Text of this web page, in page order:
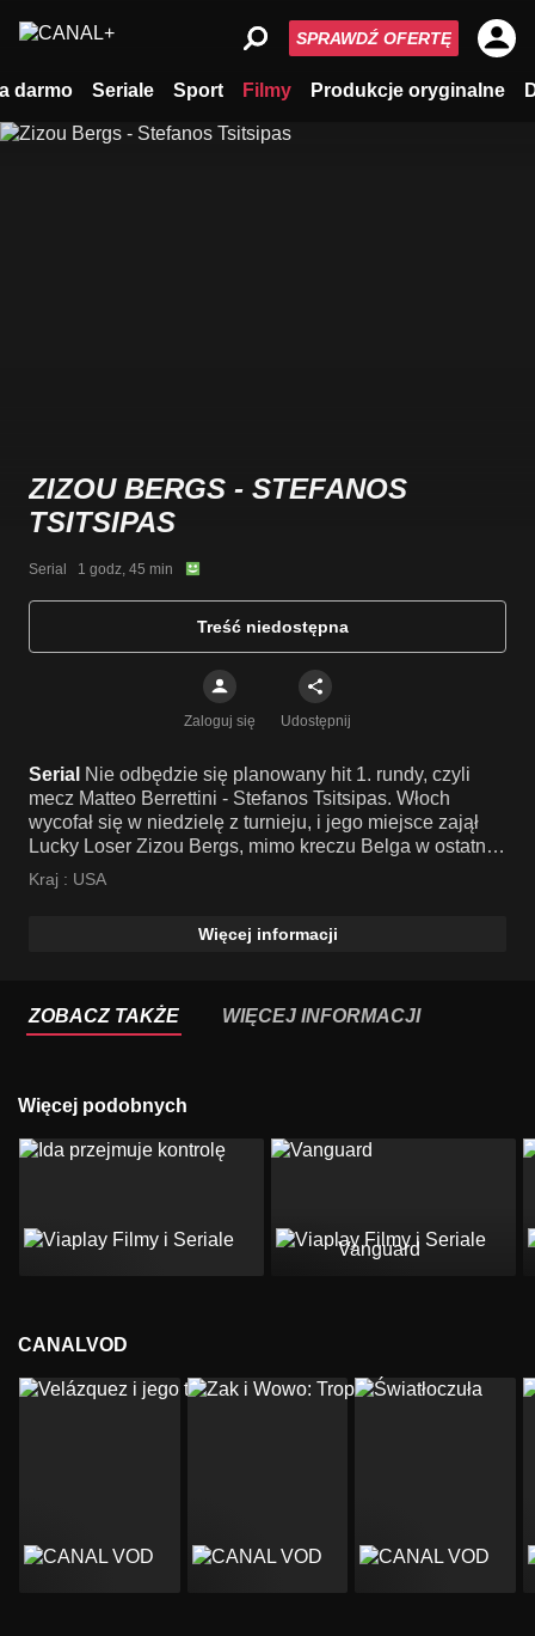
darmo Seriale Sport Filmy Produkcje oryginalne
SPRAWDŹ OFERTĘ
ZIZOU BERGS - STEFANOS
TSITSIPAS
Serial   1 godz, 45 min
Treść niedostępna
Zaloguj się Udostępnij
Serial Nie odbędzie się planowany hit 1. rundy, czyli
mecz Matteo Berrettini - Stefanos Tsitsipas. Włoch
wycofał się w niedzielę z turnieju, i jego miejsce zajął
Lucky Loser Zizou Bergs, mimo kreczu Belga w ostatniej
rundzie kwalifikacji spowodowanego temperaturami w
Melbourne. Panowie spotkali się już kiedyś na korcie. W
Tsitsipas, wygrał 6-0 6-3. Transmisja bez przerw
Kraj : USA
Więcej informacji
ZOBACZ TAKŻE WIĘCEJ INFORMACJI
Więcej podobnych
Vanguard
CANALVOD